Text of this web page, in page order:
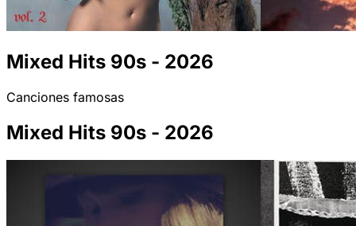
Mixed Hits 90s - 2026
Canciones famosas
Mixed Hits 90s - 2026